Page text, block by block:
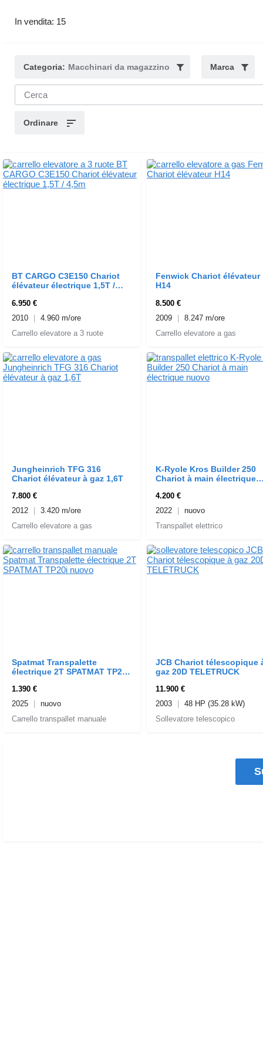
In vendita: 15
Categoria: Macchinari da magazzino Marca
Ordinare
BT CARGO C3E150 Chariot
élévateur électrique 1,5T /
6.950 €
Carrello elevatore a 3 ruote
2010 4.960 m/ore
Fenwick Chariot élévateur
H14
8.500 €
Carrello elevatore a gas
2009 8.247 m/ore
Jungheinrich TFG 316
Chariot élévateur à gaz 1,6T
7.800 €
Carrello elevatore a gas
2012 3.420 m/ore
K-Ryole Kros Builder 250
Chariot à main électrique
4.200 €
Transpallet elettrico
2022 nuovo
Spatmat Transpalette
électrique 2T SPATMAT TP20i
1.390 €
Carrello transpallet manuale
2025 nuovo
JCB Chariot télescopique
gaz 20D TELETRUCK
11.900 €
Sollevatore telescopico
2003 48 HP (35.28 kW)